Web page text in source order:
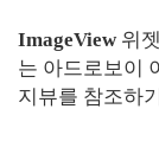
ImageView 위
는 아드로보이
지뷰를 참조하